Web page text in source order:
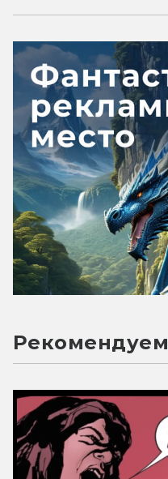
Рекомендуем